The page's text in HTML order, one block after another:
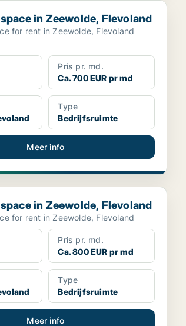
in Zeewolde, Flevoland
in Zeewolde, Flevoland
for rent in Zeewolde, Flevoland
Pris pr. md.
Ca. 700 EUR pr md
Type
Bedrijfsruimte
Meer info
in Zeewolde, Flevoland
in Zeewolde, Flevoland
for rent in Zeewolde, Flevoland
Pris pr. md.
Ca. 800 EUR pr md
Type
Bedrijfsruimte
Meer info